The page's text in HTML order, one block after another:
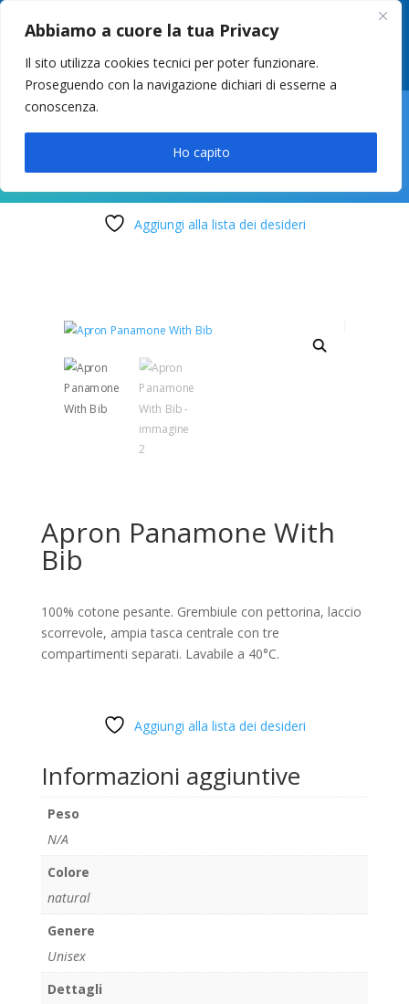
Abbiamo a cuore la tua Privacy
Il sito utilizza cookies tecnici per poter funzionare.
Proseguendo con la navigazione dichiari di esserne a
conoscenza.
Ho capito
049 8627946 –info@cstosetto.it
LUN-VEN 9-12 / 14:30-17
Aggiungi alla lista dei desideri
Apron Panamone With
Bib
100% cotone pesante. Grembiule con pettorina, laccio
scorrevole, ampia tasca centrale con tre
compartimenti separati. Lavabile a 40°C.
Aggiungi alla lista dei desideri
Informazioni aggiuntive
Peso
N/A
Colore
natural
Genere
Unisex
Dettagli